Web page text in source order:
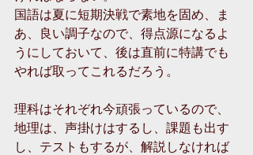
国語は夏に短期決戦で素地を固め、ま
あ、良い調子なので、得点源になるよ
うにしておいて、後は直前に特講でも
やれば取ってこれるだろう。
理科はそれぞれ今頑張っているので、
地理は、声掛けはするし、課題も出す
し、テストもするが、解説しなければ